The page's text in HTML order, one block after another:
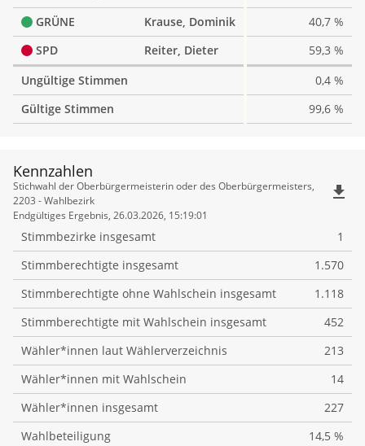
GRÜNE
Krause, Dominik
40,7 %
SPD
Reiter, Dieter
59,3 %
Ungültige Stimmen
0,4 %
Gültige Stimmen
99,6 %
Kennzahlen
Kennzahlen
Stichwahl der Oberbürgermeisterin oder des Oberbürgermeisters,
2203 - Wahlbezirk
Endgültiges Ergebnis, 26.03.2026, 15:19:01
file_download
Stimmbezirke insgesamt
1
Stimmberechtigte insgesamt
1.570
Stimmberechtigte ohne Wahlschein insgesamt
1.118
Stimmberechtigte mit Wahlschein insgesamt
452
Wähler*innen laut Wählerverzeichnis
213
Wähler*innen mit Wahlschein
14
Wähler*innen insgesamt
227
Wahlbeteiligung
14,5 %